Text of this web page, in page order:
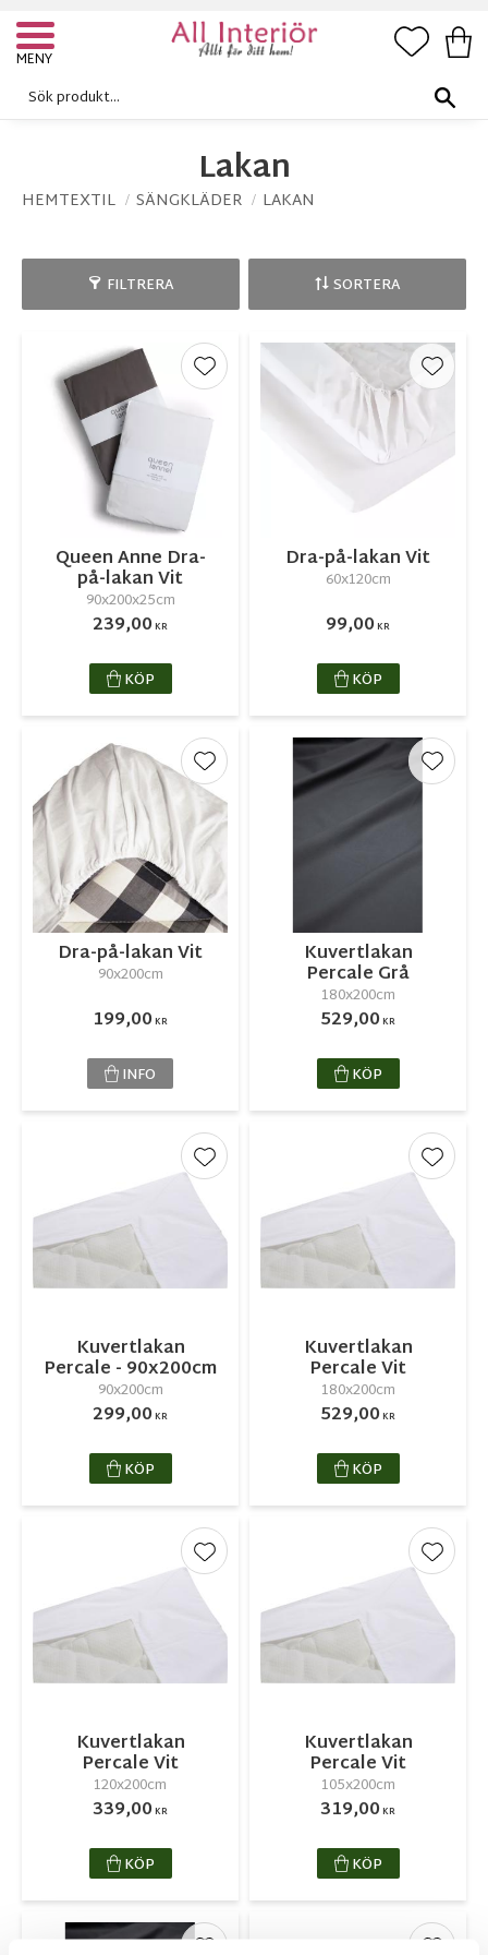
Meny
Lakan
HEMTEXTIL SÄNGKLÄDER LAKAN
FILTRERA SORTERA
Queen Anne Dra-
på-lakan Vit
90x200x25cm
239,00KR
Lägg till i favoriter
KÖP
Dra-på-lakan Vit
60x120cm
99,00KR
Lägg
KÖP
Dra-på-lakan Vit
90x200cm
199,00KR
Lägg till i favoriter
INFO
Kuvertlakan
Percale Grå
180x200cm
529,00KR
Lägg
KÖP
Kuvertlakan
Percale - 90x200cm
90x200cm
299,00KR
Lägg till i favoriter
KÖP
Kuvertlakan
Percale Vit
180x200cm
529,00KR
Lägg
KÖP
Kuvertlakan
Percale Vit
120x200cm
339,00KR
Lägg till i favoriter
KÖP
Kuvertlakan
Percale Vit
105x200cm
319,00KR
Lägg
KÖP